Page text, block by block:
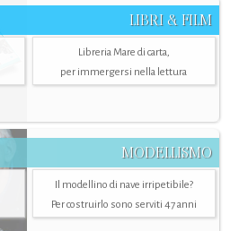
LIBRI & FILM
Libreria Mare di carta,
per immergersi nella lettura
MODELLISMO
Il modellino di nave irripetibile?
Per costruirlo sono serviti 47 anni